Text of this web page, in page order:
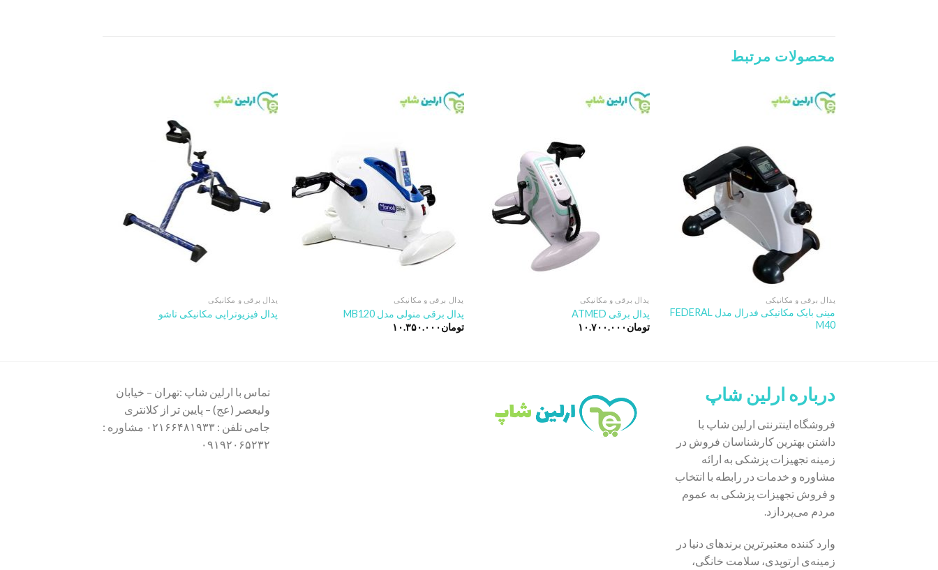
محصولات مرتبط
پدال برقی و مکانیکی
مینی بایک مکانیکی فدرال مدل FEDERAL
M40
پدال برقی و مکانیکی
پدال برقی ATMED
تومان۱۰.۷۰۰.۰۰۰
پدال برقی و مکانیکی
پدال برقی منولی مدل MB120
تومان۱۰.۳۵۰.۰۰۰
پدال برقی و مکانیکی
پدال فیزیوتراپی مکانیکی تاشو
درباره ارلین شاپ
فروشگاه اینترنتی ارلین شاپ با
داشتن بهترین کارشناسان فروش در
زمینه تجهیزات پزشکی به ارائه
مشاوره و خدمات در رابطه با انتخاب
و فروش تجهیزات پزشکی به عموم
مردم می‌پردازد.
وارد کننده معتبرترین برندهای دنیا در
زمینه‌ی ارتوپدی، سلامت خانگی،
تماس با ارلین شاپ :تهران – خیابان
ولیعصر (عج) – پایین تر از کلانتری
جامی تلفن : ۰۲۱۶۶۴۸۱۹۳۳ مشاوره :
۰۹۱۹۲۰۶۵۲۳۲